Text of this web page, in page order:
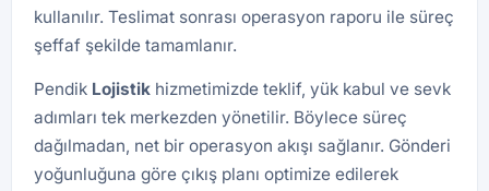
kullanılır. Teslimat sonrası operasyon raporu ile süreç
şeffaf şekilde tamamlanır.
Pendik Lojistik hizmetimizde teklif, yük kabul ve sevk
adımları tek merkezden yönetilir. Böylece süreç
dağılmadan, net bir operasyon akışı sağlanır. Gönderi
yoğunluğuna göre çıkış planı optimize edilerek